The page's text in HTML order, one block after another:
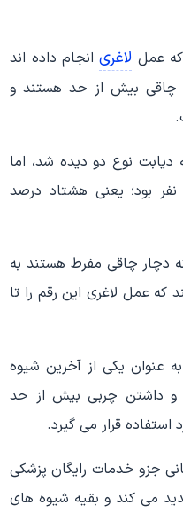
لاغریانجام داده اند
چاقی بیش از حد هستند و
مورد ابتلا به دیابت نوع دو دیده شد، اما
تعداد مبتلایان در گروه دوم 177 نفر بود؛ یعنی هشتاد درصد
دچار چاقی مفرط هستند به
که عمل لاغری این رقم را تا
یکی از آخرین شیوه
و داشتن چربی بیش از حد
استفاده قرار می گیرد.
جزو خدمات رایگان پزشکی
می کند و بقیه شیوه های